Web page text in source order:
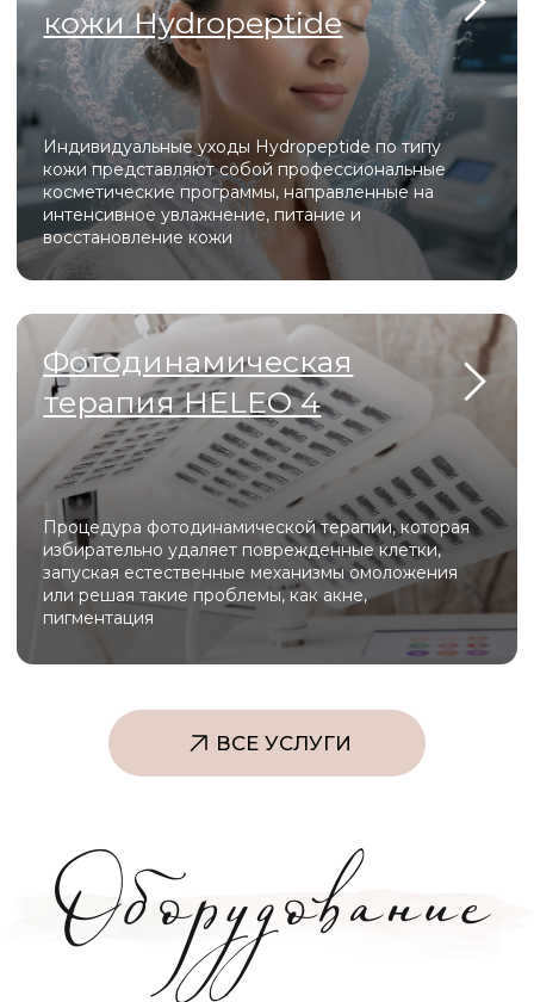
долговременным результатом и встроенной
системой охлаждения для комфорта клиента.
Beautylizer сочетает в себе ультразвуковую
чистку, фонофорез и микротоковую терапию,
обеспечивая глубокое очищение, лифтинг и
насыщение кожи активными компонентами без
боли и реабилитации.
Beautylizer
Heleo Pro LED — это профессиональная
светодиодная матрица с 4 спектрами излучения,
пигментации, стимулируя регенерацию кожи на
клеточном уровне.
Heleo Pro Led